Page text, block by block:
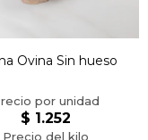
Ovina Sin hueso
$ 1.252